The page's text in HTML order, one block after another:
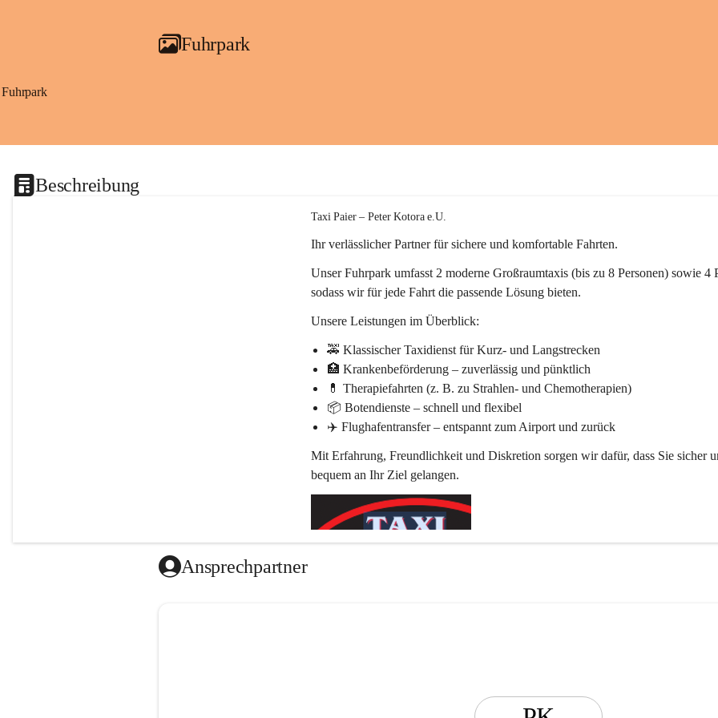
Fuhrpark
Fuhrpark
Beschreibung
Taxi Paier – Peter Kotora e.U.
Ihr verlässlicher Partner für sichere und komfortable Fahrten.
Unser Fuhrpark umfasst 2 moderne Großraumtaxis (bis zu 8 Personen) sowie 4
sodass wir für jede Fahrt die passende Lösung bieten.
Unsere Leistungen im Überblick:
🚕 Klassischer Taxidienst für Kurz- und Langstrecken
🏥 Krankenbeförderung – zuverlässig und pünktlich
💊 Therapiefahrten (z. B. zu Strahlen- und Chemotherapien)
📦 Botendienste – schnell und flexibel
✈️ Flughafentransfer – entspannt zum Airport und zurück
Mit Erfahrung, Freundlichkeit und Diskretion sorgen wir dafür, dass Sie sicher
bequem an Ihr Ziel gelangen.
Ansprechpartner